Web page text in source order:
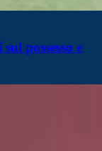
possesso e